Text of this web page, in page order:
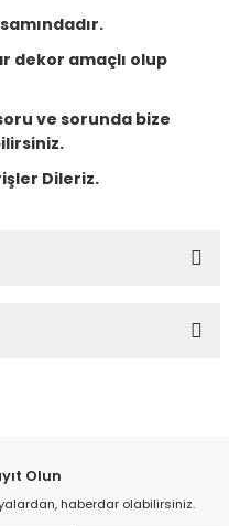
dekor amaçlı olup
ve sorunda bize
Dileriz.
Olun
haberdar olabilirsiniz.